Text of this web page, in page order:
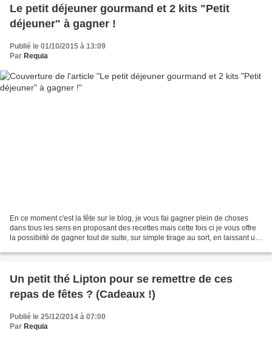
Le petit déjeuner gourmand et 2 kits "Petit
déjeuner" à gagner !
Publié le 01/10/2015 à 13:09
Par Requia
En ce moment c'est la fête sur le blog, je vous fai gagner plein de choses
dans tous les sens en proposant des recettes mais cette fois ci je vous offre
la possibiité de gagner tout de suite, sur simple tirage au sort, en laissant un
Un petit thé Lipton pour se remettre de ces
repas de fêtes ? (Cadeaux !)
Publié le 25/12/2014 à 07:00
Par Requia